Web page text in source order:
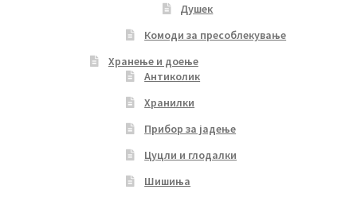
Душек
Комоди за пресоблекување
Хранење и доење
Антиколик
Хранилки
Прибор за јадење
Цуцли и глодалки
Шишиња